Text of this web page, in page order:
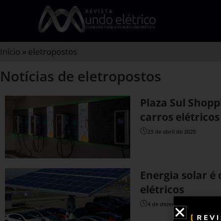
Início » eletropostos
Notícias de eletropostos
Plaza Sul
carros elétricos
23 de abril de 2025
Energia solar
elétricos
4 de dezembro de 2023